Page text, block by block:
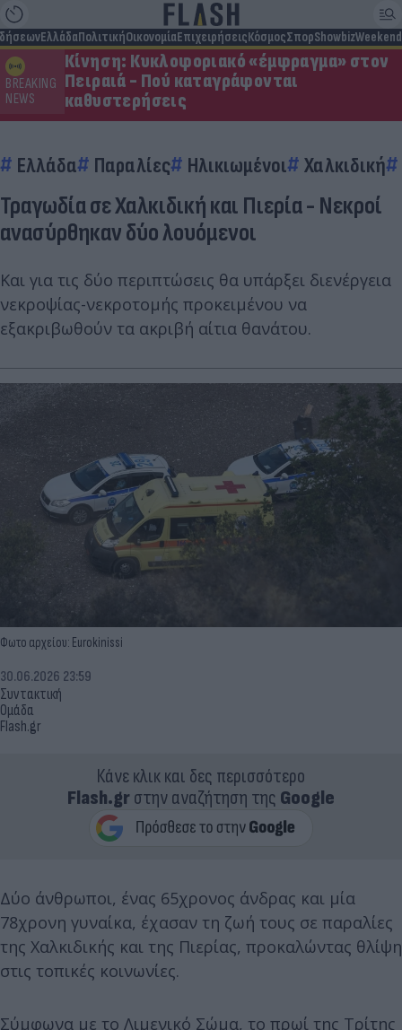
ΕλλάδαΠολιτικήΟικονομίαΕπιχειρήσειςΚόσμοςΣπορShowbizWeekend
BREAKING
NEWS
Κίνηση: Κυκλοφοριακό «έμφραγμα» στον
Πειραιά - Πού καταγράφονται
καθυστερήσεις
Ελλάδα Παραλίες Ηλικιωμένοι Χαλκιδική
Τραγωδία σε Χαλκιδική και Πιερία - Νεκροί
ανασύρθηκαν δύο λουόμενοι
Και για τις δύο περιπτώσεις θα υπάρξει διενέργεια
νεκροψίας-νεκροτομής προκειμένου να
εξακριβωθούν τα ακριβή αίτια θανάτου.
Φωτο αρχείου: Eurokinissi
Συντακτική
Ομάδα
Flash.gr
30.06.2026 23:59
Κάνε κλικ και δες περισσότερο
Flash.grστην αναζήτηση της Google
Δύο άνθρωποι, ένας 65χρονος άνδρας και μία
78χρονη γυναίκα, έχασαν τη ζωή τους σε παραλίες
της Χαλκιδικής και της Πιερίας, προκαλώντας θλίψη
στις τοπικές κοινωνίες.
Σύμφωνα με το Λιμενικό Σώμα, το πρωί της Τρίτης